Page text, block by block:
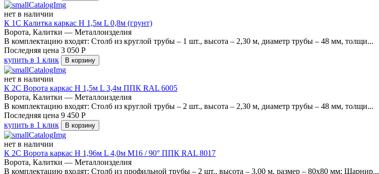
нет в наличии
К 1С Калитка каркас Н 1,5м L 0,8м (грунт)
Ворота, Калитки — Металлоизделия
В комплектацию входят: Столб из круглой трубы – 1 шт., высота – 2,30 м, диаметр трубы – 48 мм, толщи...
Последняя цена 3 050 Р
купить в 1 клик
В корзину
нет в наличии
К 2С Ворота каркас Н 1,5м L 3,4м ППК RAL 6005
Ворота, Калитки — Металлоизделия
В комплектацию входят: Столб из круглой трубы – 2 шт., высота – 2,30 м, диаметр трубы – 48 мм, толщи...
Последняя цена 9 450 Р
купить в 1 клик
В корзину
нет в наличии
К 2С Ворота каркас Н 1,96м L 4,0м М16 / 90° ППК RAL 8017
Ворота, Калитки — Металлоизделия
В комплектацию входят: Столб из профильной трубы – 2 шт., высота – 3,00 м, размер – 80х80 мм; Шарнир...